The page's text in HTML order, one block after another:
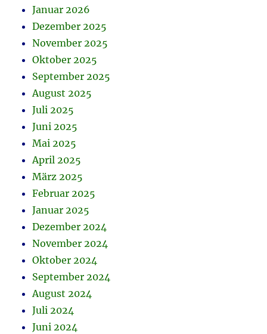
Januar 2026
Dezember 2025
November 2025
Oktober 2025
September 2025
August 2025
Juli 2025
Juni 2025
Mai 2025
April 2025
März 2025
Februar 2025
Januar 2025
Dezember 2024
November 2024
Oktober 2024
September 2024
August 2024
Juli 2024
Juni 2024